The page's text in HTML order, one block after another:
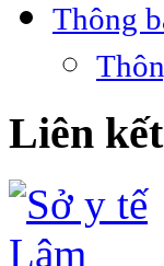
Thông
Liên